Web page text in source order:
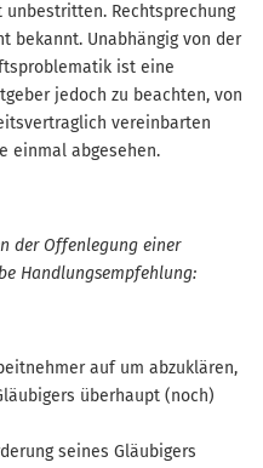
Rechtsprechung
bekannt. Unabhängig von der
ist eine
jedoch zu beachten, von
vereinbarten
einmal abgesehen.
der Offenlegung einer
Handlungsempfehlung:
auf um abzuklären,
überhaupt (noch)
seines Gläubigers